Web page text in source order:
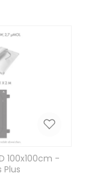
100x100cm -